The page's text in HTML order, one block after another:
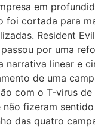
em
foi cortada para
Resident
por uma
narrativa linear e
de uma
com o T-virus
fizeram
das quatro